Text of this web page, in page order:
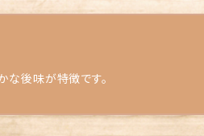
な後味が特徴です。